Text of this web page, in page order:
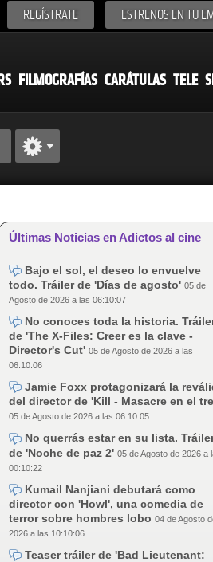
REGÍSTRATE ESTRENOS EN TU
FILMOGRAFÍAS CARÁTULAS TELE
Últimas Noticias en Adictos al cine
Bajo el sol, el deseo lo envuelve
todo. Tráiler de 'Días de agosto' 05 de
Agosto de 2026 a las 06:10:07
No conoces toda la historia.
de 'The X-Files: Creer es la clave -
Director's Cut' 05 de Agosto de 2026 a las
06:10:06
Jamie Foxx protagonizará la
del director de 'Kill - Masacre en el
05 de Agosto de 2026 a las 06:10:05
No querrás estar en su lista.
de 'Noche de paz 2' 05 de Agosto de 2026 a
00:10:22
Kumail Nanjiani debutará como
director con 'Howl', una comedia de
terror sobre hombres lobo 04 de Agosto
2026 a las 10:10:06
Teaser tráiler de 'Bad Lieutenant: